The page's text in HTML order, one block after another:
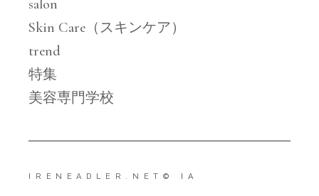
salon
Skin Care（スキンケア）
trend
特集
美容専門学校
IRENEADLER.NET © IA